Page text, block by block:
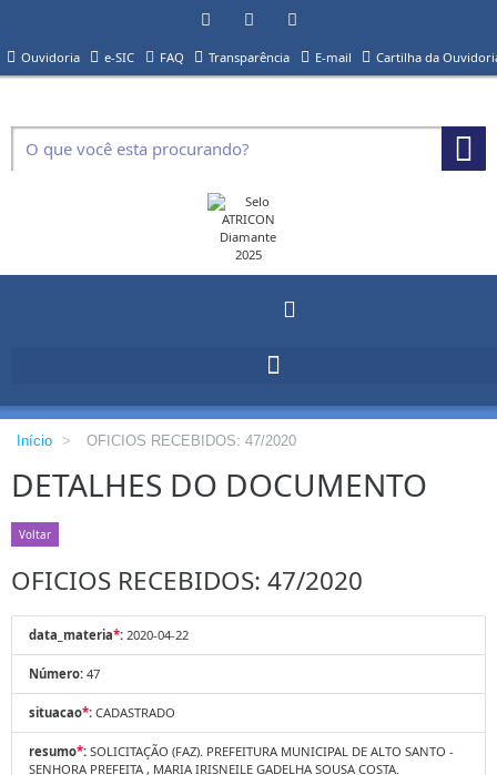
Ouvidoria e-SIC FAQ Transparência E-mail Cartilha da
Início > OFICIOS RECEBIDOS: 47/2020
DETALHES DO DOCUMENTO
Voltar
OFICIOS RECEBIDOS: 47/2020
data_materia*: 2020-04-22
Número: 47
situacao*: CADASTRADO
resumo*: SOLICITAÇÃO (FAZ). PREFEITURA MUNICIPAL DE ALTO SANTO -
SENHORA PREFEITA , MARIA IRISNEILE GADELHA SOUSA COSTA.